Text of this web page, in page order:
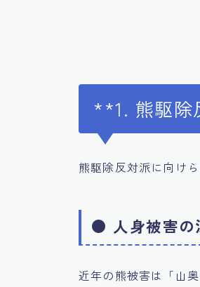
**1. 熊駆除
熊駆除反対派に向け
● 人身被害
近年の熊被害は「山